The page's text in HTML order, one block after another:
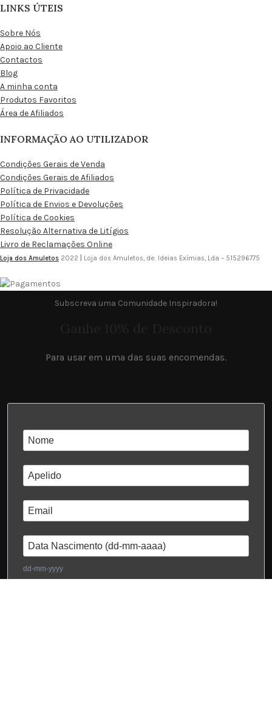
LINKS ÚTEIS
Sobre Nós
Apoio ao Cliente
Contactos
Blog
A minha conta
Produtos Favoritos
Área de Afiliados
INFORMAÇÃO AO UTILIZADOR
Condições Gerais de Venda
Condições Gerais de Afiliados
Política de Privacidade
Política de Envios e Devoluções
Política de Cookies
Resolução Alternativa de Litígios
Livro de Reclamações Online
Loja dos Amuletos 2022 Loja dos Amuletos, de: Ideias Exímias, Lda – 515296775
Subscreva uma Comunidade Inspiradora!
Para usar em uma das suas encomendas.
dd-mm-yyyy